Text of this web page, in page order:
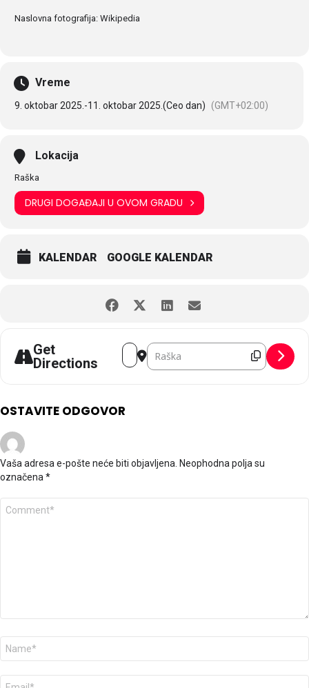
Naslovna fotografija: Wikipedia
Vreme
9. oktobar 2025. -11. oktobar 2025. (Ceo dan) (GMT+02:00)
Lokacija
Raška
DRUGI DOGAĐAJI U OVOM GRADU
KALENDAR GOOGLE KALENDAR
Get
Directions
Address - Dani Milunke Savić
Destination Address - Dani
OSTAVITE ODGOVOR
Vaša adresa e-pošte neće biti objavljena. Neophodna polja su
označena *
K
I
m
e
*
E